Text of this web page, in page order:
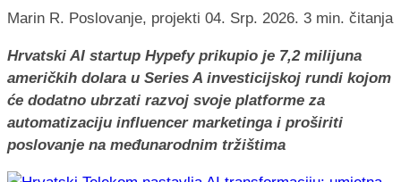
Marin R. Poslovanje, projekti 04. Srp. 2026. 3 min. čitanja
Hrvatski AI startup Hypefy prikupio je 7,2 milijuna
američkih dolara u Series A investicijskoj rundi kojom
će dodatno ubrzati razvoj svoje platforme za
automatizaciju influencer marketinga i proširiti
poslovanje na međunarodnim tržištima